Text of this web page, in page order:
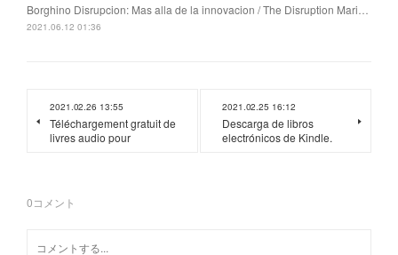
Borghino Disrupcion: Mas alla de la innovacion / The Disruption Mari…
2021.06.12 01:36
2021.02.26 13:55
Téléchargement gratuit de
livres audio pour
2021.02.25 16:12
Descarga de libros
electrónicos de Kindle.
0コメント